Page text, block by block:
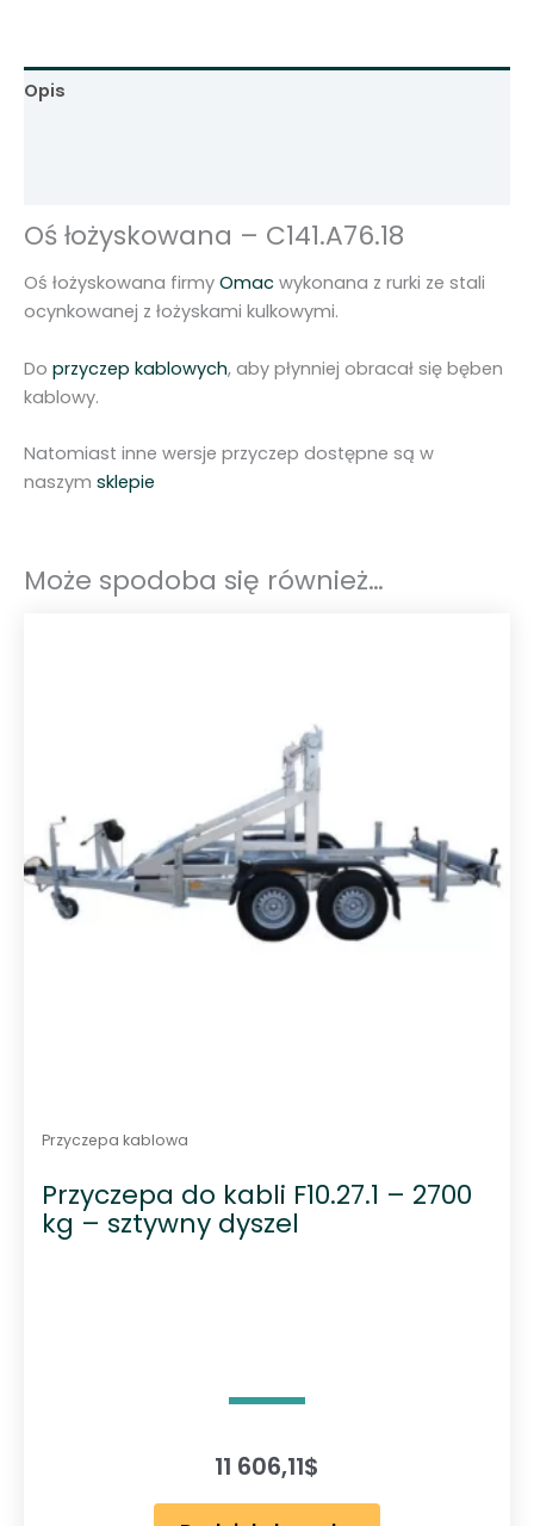
.
A
8
Opis
Oś łożyskowana – C141.A76.18
Oś łożyskowana firmy Omac wykonana z rurki ze stali
ocynkowanej z łożyskami kulkowymi.
Do przyczep kablowych, aby płynniej obracał się bęben
kablowy.
Natomiast inne wersje przyczep dostępne są w
naszym sklepie
Może spodoba się również…
Przyczepa kablowa
Przyczepa do kabli F10.27.1 – 2700
kg – sztywny dyszel
11 606,11$